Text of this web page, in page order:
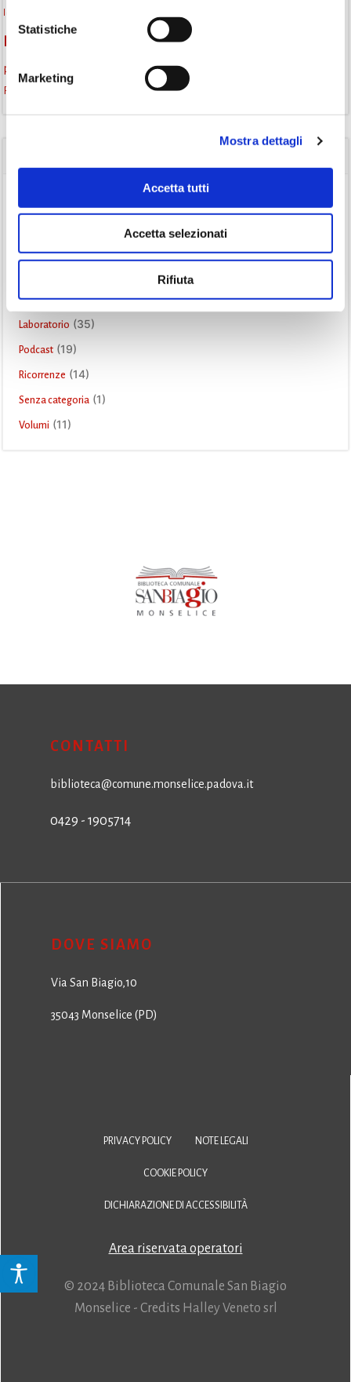
Statistiche
Marketing
Mostra dettagli
Accetta tutti
Accetta selezionati
Rifiuta
monselice Monselice scrive
podcast letterario podcast libri promozione della lettura
Recensione Storia
Eventi(175)
Inclusività(3)
Laboratorio (35)
Podcast (19)
Ricorrenze (14)
Senza categoria (1)
Volumi (11)
CONTATTI
biblioteca@comune.monselice.padova.it
0429 - 1905714
DOVE SIAMO
Via San Biagio,10
35043 Monselice (PD)
PRIVACY POLICY NOTE LEGALI
COOKIE POLICY
DICHIARAZIONE DI ACCESSIBILITÀ
Area riservata operatori
© 2024 Biblioteca Comunale San Biagio
Monselice - Credits Halley Veneto srl